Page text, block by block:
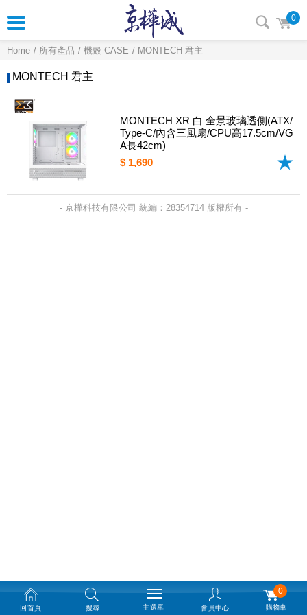
0
Home 所有產品 機殼 CASE MONTECH 君主
MONTECH 君主
MONTECH XR 白 全景玻璃透側(ATX/
Type-C/內含三風扇/CPU高17.5cm/VG
A長42cm)
$ 1,690
- 京樺科技有限公司 統編：28354714 版權所有 -
回首頁 搜尋 主選單 會員中心
0
購物車